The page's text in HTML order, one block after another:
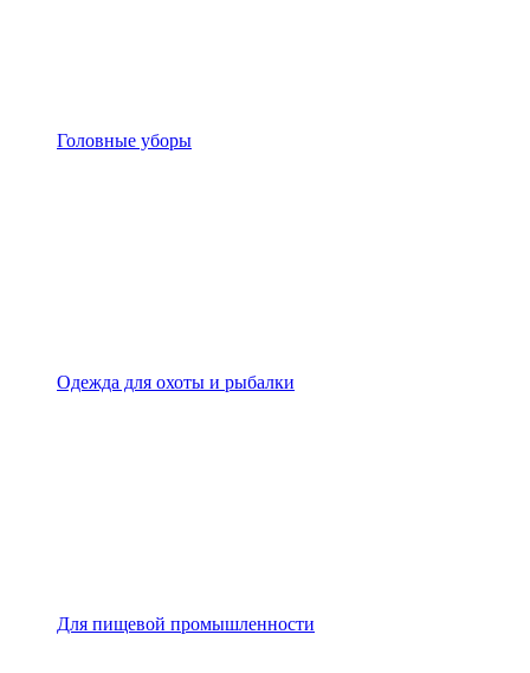
Головные уборы
Одежда для охоты и рыбалки
Для пищевой промышленности